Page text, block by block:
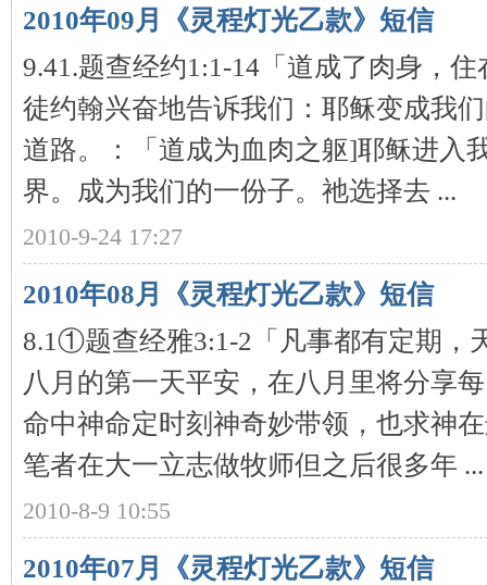
2010年09月《灵程灯光乙款》短信
9.41.题查经约1:1-14「道成了肉身，
徒约翰兴奋地告诉我们：耶稣变成我
道路。：「道成为血肉之躯]耶稣进入
界。成为我们的一份子。祂选择去 ...
2010-9-24 17:27
2010年08月《灵程灯光乙款》短信
8.1①题查经雅3:1-2「凡事都有定期，
八月的第一天平安，在八月里将分享
命中神命定时刻神奇妙带领，也求神
笔者在大一立志做牧师但之后很多年 ...
2010-8-9 10:55
2010年07月《灵程灯光乙款》短信